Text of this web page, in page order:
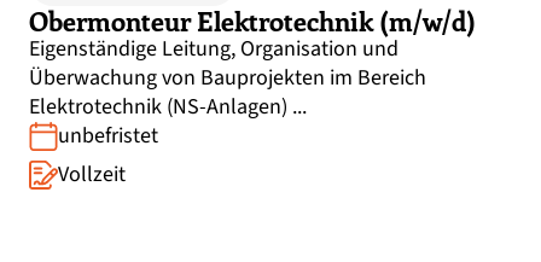
Obermonteur Elektrotechnik (m/w/d)
Eigenständige Leitung, Organisation und
Überwachung von Bauprojekten im Bereich
Elektrotechnik (NS-Anlagen) ...
unbefristet
Vollzeit